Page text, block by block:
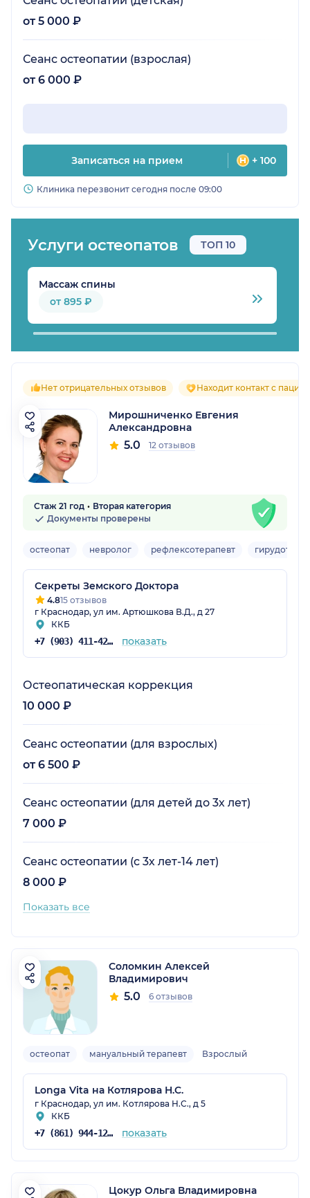
от 5 000 ₽
Сеанс остеопатии (взрослая)
от 6 000 ₽
Записаться на прием + 100
Клиника перезвонит сегодня после 09:00
Услуги остеопатов ТОП 10
Массаж спины
от 895 ₽
Нет отрицательных отзывов Находит контакт с
Мирошниченко Евгения
Александровна
5.0 12 отзывов
Стаж 21 год
Вторая категория
Документы проверены
остеопат невролог рефлексотерапевт
Секреты Земского Доктора
4.815 отзывов
г Краснодар, ул им. Артюшкова В.Д., д 27
ККБ
+7 (903) 411-42-22 показать
Остеопатическая коррекция
10 000 ₽
Сеанс остеопатии (для взрослых)
от 6 500 ₽
Сеанс остеопатии (для детей до 3х лет)
7 000 ₽
Сеанс остеопатии (с 3х лет-14 лет)
8 000 ₽
Показать все
Соломкин Алексей
Владимирович
5.0 6 отзывов
остеопат мануальный терапевт Взрослый
Longa Vita на Котлярова Н.С.
г Краснодар, ул им. Котлярова Н.С., д 5
ККБ
+7 (861) 944-12-04 показать
Цокур Ольга Владимировна